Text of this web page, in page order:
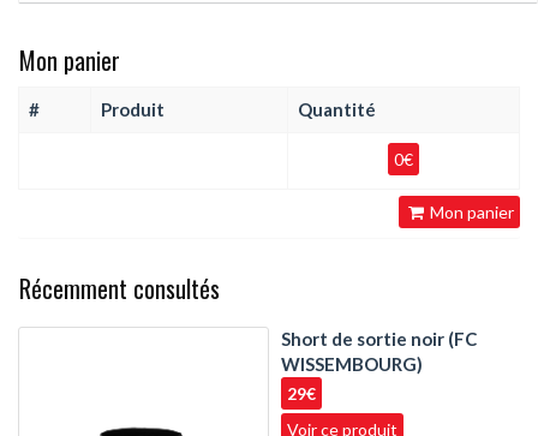
Mon panier
# Produit Quantité
0€
Mon panier
Récemment consultés
Short de sortie noir (FC
WISSEMBOURG)
29€
Voir ce produit